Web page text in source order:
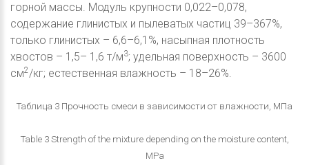
горной массы. Модуль крупности 0,022–0,078,
содержание глинистых и пылеватых частиц 39–367%,
только глинистых – 6,6–6,1%, насыпная плотность
хвостов – 1,5– 1,6 т/м3; удельная поверхность – 3600
см2/кг; естественная влажность – 18–26%.
Таблица 3 Прочность смеси в зависимости от влажности, МПа
Table 3 Strength of the mixture depending on the moisture content,
MPa